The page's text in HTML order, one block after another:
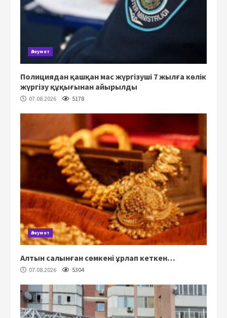
Әлеумет
Полициядан қашқан мас жүргізуші 7 жылға көлік
жүргізу құқығынан айырылды
07.08.2026 5178
Әлеумет
Алтын салынған сөмкені ұрлап кеткен…
07.08.2026 5304